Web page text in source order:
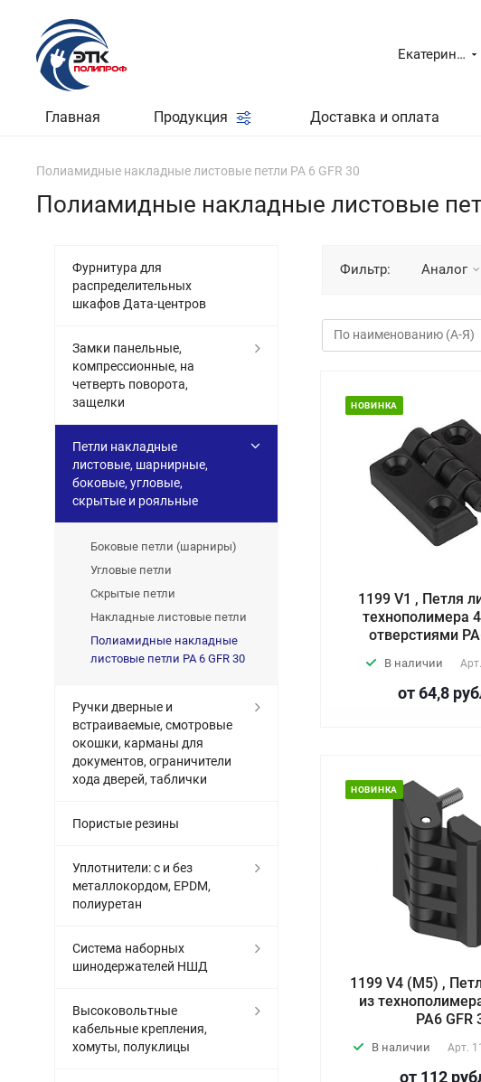
Екатеринбург
Главная Продукция Доставка и оплата
Полиамидные накладные листовые петли PA 6 GFR 30
Полиамидные накладные листовые
Фильтр: Аналог
НОВИНКА
1199 V1 , Петля
технополимера
отверстиями
В наличии Арт.
от 64,8 руб
НОВИНКА
1199 V4 (М5) ,
из
PA6 GFR
В наличии Арт.
от 112 руб
Фурнитура для
распределительных
шкафов Дата-центров
Замки панельные,
компрессионные, на
четверть поворота,
защелки
Петли накладные
листовые, шарнирные,
боковые, угловые,
скрытые и рояльные
Боковые петли (шарниры)
Угловые петли
Скрытые петли
Накладные листовые петли
Полиамидные накладные
листовые петли PA 6 GFR 30
Ручки дверные и
встраиваемые, смотровые
окошки, карманы для
документов, ограничители
хода дверей, таблички
Пористые резины
Уплотнители: с и без
металлокордом, EPDM,
полиуретан
Система наборных
шинодержателей НШД
Высоковольтные
кабельные крепления,
хомуты, полуклицы